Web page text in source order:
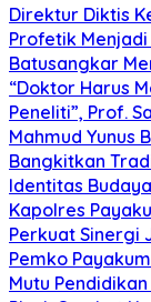
Direktur Diktis
Profetik Menjadi
Batusangkar
“Doktor Harus
Peneliti”, Prof.
Mahmud Yunus
Bangkitkan
Identitas
Kapolres
Perkuat Sinergi
Pemko
Mutu